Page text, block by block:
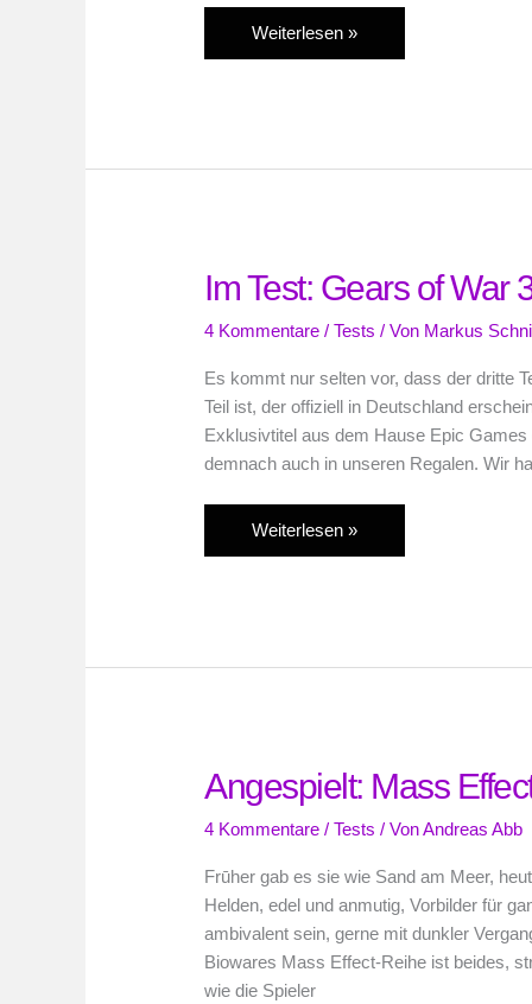
Die
Wii-
Weiterlesen »
Im Test: Gears of War
4 Kommentare /Tests / Von Markus
Es kommt nur selten vor, dass der dritte
Teil ist, der offiziell in Deutschland
Exklusivtitel aus dem Hause Epic
demnach auch in unseren Regalen. Wir
Im
Test:
3
Weiterlesen »
Angespielt: Mass
4 Kommentare /Tests / VonAndreas Abb
Frūher gab es sie wie Sand am Meer,
Helden, edel und anmutig, Vorbilder für
ambivalent sein, gerne mit dunkler
Biowares Mass Effect-Reihe ist beides,
wie die Spieler